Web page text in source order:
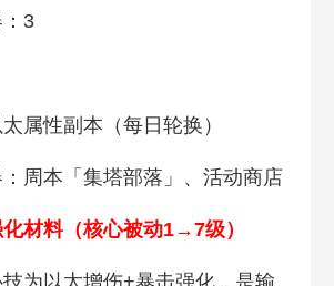
3
属性副本（每日轮换）
周本「集塔部落」、活动商店
材料（核心被动1→7级）